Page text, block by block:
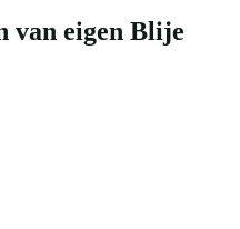
van eigen Blije